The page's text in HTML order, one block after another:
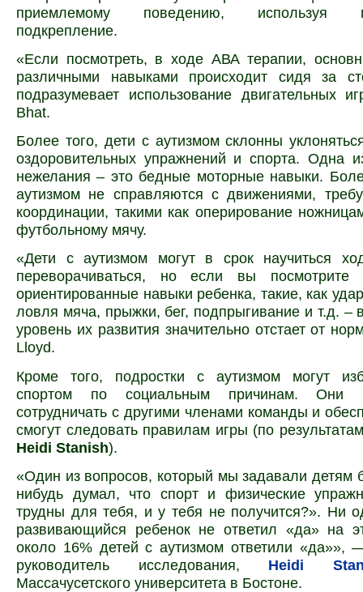
приемлемому поведению, используя
подкрепление.
«Если посмотреть, в ходе АВА терапии,
различными навыками происходит сидя за
подразумевает использование двигательных
Bhat.
Более того, дети с аутизмом склонны
оздоровительных упражнений и спорта. Одна
нежелания – это бедные моторные навыки.
аутизмом не справляются с движениями,
координации, такими как оперирование
футбольному мячу.
«Дети с аутизмом могут в срок научиться
переворачиваться, но если вы посмотрите
ориентированные навыки ребенка, такие, как
ловля мяча, прыжки, бег, подпрыгивание и т.д. –
уровень их развития значительно отстает от
Lloyd.
Кроме того, подростки с аутизмом могут
спортом по социальным причинам. Они
сотрудничать с другими членами команды и
смогут следовать правилам игры (по
Heidi Stanish).
«Один из вопросов, который мы задавали детям
нибудь думал, что спорт и физические
трудны для тебя, и у тебя не получится?». Ни
развивающийся ребенок не ответил «да» на
около 16% детей с аутизмом ответили «да»»,
руководитель исследования,
Heidi
Массачусетского университета в Бостоне.